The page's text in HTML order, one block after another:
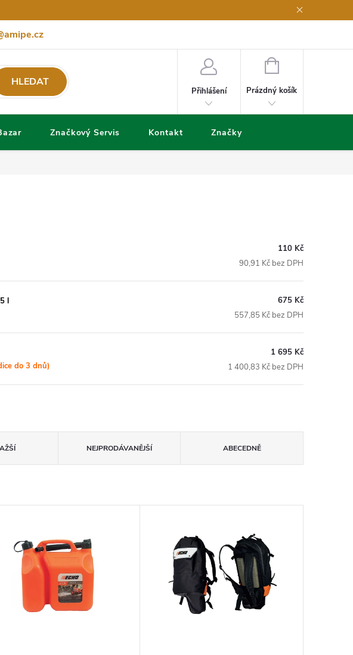
HLEDAT
Přihlášení
NÁKUPNÍ
Prázdný košík
Značkový Servis Kontakt Značky
110 Kč
90,91 Kč bez DPH
l
675 Kč
557,85 Kč bez DPH
do 3 dnů)
1 695 Kč
1 400,83 Kč bez DPH
NEJPRODÁVANĚJŠÍ ABECEDNĚ